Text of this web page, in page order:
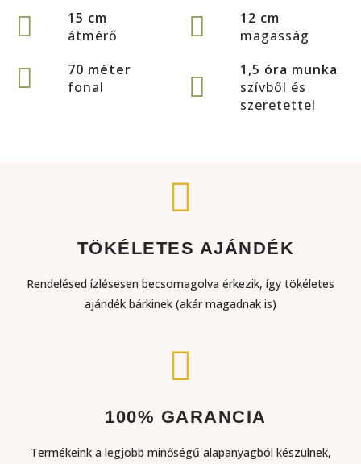
15 cm
átmérő
12 cm
magasság
70 méter
fonal
1,5 óra munka
szívből és
szeretettel
TÖKÉLETES AJÁNDÉK
Rendelésed ízlésesen becsomagolva érkezik, így tökéletes
ajándék bárkinek (akár magadnak is)
100% GARANCIA
Termékeink a legjobb minőségű alapanyagból készülnek,